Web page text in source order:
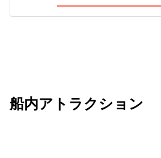
船内アトラクション